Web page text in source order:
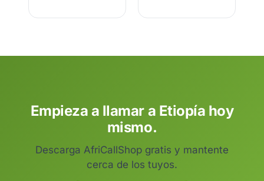
Empieza a llamar a Etiopía hoy
mismo.
Descarga AfriCallShop gratis y mantente
cerca de los tuyos.